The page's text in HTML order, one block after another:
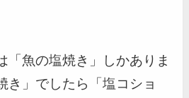
「魚の塩焼き」しかありま
き」でしたら「塩コショ